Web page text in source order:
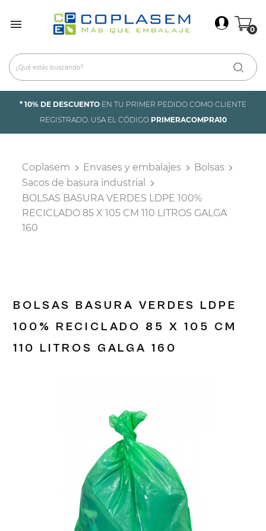
 0
* 10% DE DESCUENTO EN TU PRIMER PEDIDO COMO CLIENTE
REGISTRADO. USA EL CÓDIGO PRIMERACOMPRA10
Coplasem Envases y embalajes
Bolsas
Sacos de basura industrial
BOLSAS BASURA VERDES LDPE 100%
RECICLADO 85 X 105 CM 110 LITROS GALGA
160
BOLSAS BASURA VERDES LDPE
100% RECICLADO 85 X 105 CM
110 LITROS GALGA 160
Iniciar Sesión ×
Cancelar Iniciar sesión